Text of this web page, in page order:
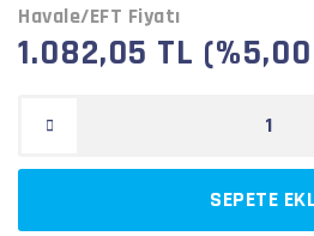
Havale/EFT Fiyatı
1.082,05 TL
SEPETE